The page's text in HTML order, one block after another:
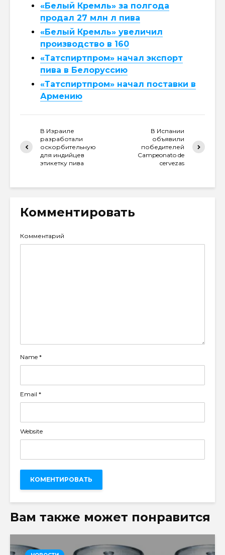
«Белый Кремль» за полгода
продал 27 млн л пива
«Белый Кремль» увеличил
производство в 160
«Татспиртпром» начал экспорт
пива в Белоруссию
«Татспиртпром» начал поставки в
Армению
В Израиле
разработали
оскорбительную
для индийцев
этикетку пива
В Испании
объявили
победителей
Campeonato de
cervezas
Комментировать
Комментарий
Name *
Email *
Website
Вам также может понравится